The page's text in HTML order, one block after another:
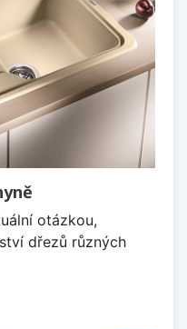
otázkou,
dřezů různých